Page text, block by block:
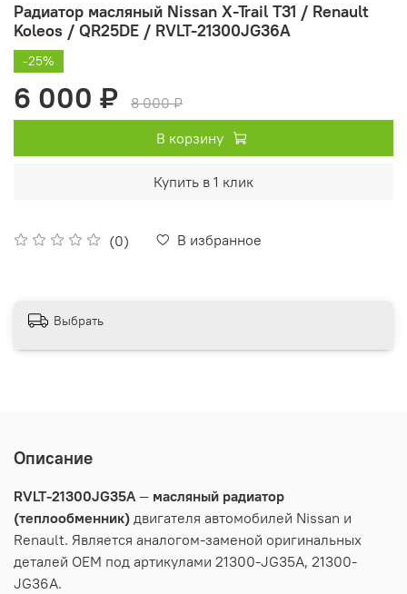
Радиатор масляный Nissan X-Trail T31 / Renault
Koleos / QR25DE / RVLT-21300JG36A
(0) В избранное
-25%
6 000 ₽
8 000 ₽
В корзину
Купить в 1 клик
Выбрать
Описание
RVLT-21300JG35A — масляный радиатор
(теплообменник) двигателя автомобилей Nissan и
Renault. Является аналогом-заменой оригинальных
деталей OEM под артикулами 21300-JG35A, 21300-
JG36A.